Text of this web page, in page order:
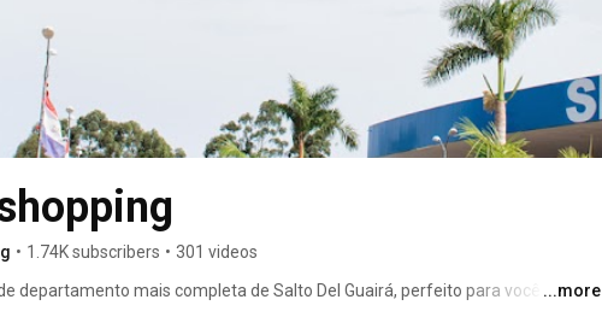
• 1.74K subscribers • 301 videos
departamento mais completa de Salto Del Guairá, perfeito para você
...more